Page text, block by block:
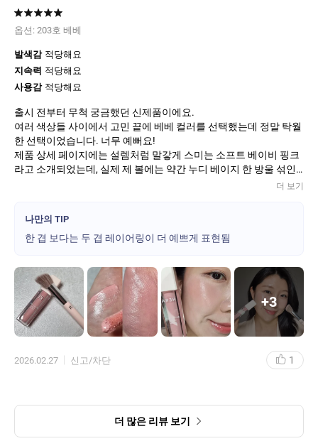
옵션: 203호 베베
발색감 적당해요
지속력 적당해요
사용감 적당해요
출시 전부터 무척 궁금했던 신제품이에요.
여러 색상들 사이에서 고민 끝에 베베 컬러를 선택했는데 정말 탁월
한 선택이었습니다. 너무 예뻐요!
제품 상세 페이지에는 설렘처럼 말갛게 스미는 소프트 베이비 핑크
라고 소개되었는데, 실제 제 볼에는 약간 누디 베이지 한 방울 섞인
수분 세럼 포뮬라 덕분에 건조함 없이 촉촉하게, 그렇지만 번들거리
지 않고요.
손 끝이나 핑거 퍼프로 블렌딩해도 좋지만 저는 구매시 함께 받은 전
용 브러쉬를 활용해 펴발라보았어요.
정말 맑고 은은한 수채화처럼 표현되더라구요.
한 겹, 두 겹 얇게 쌓을수록 더욱 예쁘게 올라온답니다.
상세 페이지 발색컷만 보고 골랐는데 정말 마음에 들어요.
더 보기
나만의 TIP
한 겹 보다는 두 겹 레이어링이 더 예쁘게 표현됨
+3
2026.02.27 신고/차단 1
더 많은 리뷰 보기